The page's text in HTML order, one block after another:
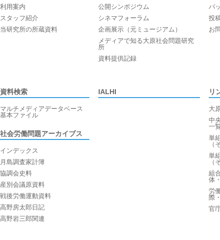
利用案内
スタッフ紹介
当研究所の所蔵資料
公開シンポジウム
シネマフォーラム
企画展示（元ミュージアム）
メディアで知る大原社会問題研究
所
資料提供記録
バ
投
お
資料検索
マルチメディアデータベース
基本ファイル
社会労働問題アーカイブス
インデックス
月島調査家計簿
協調会史料
産別会議原資料
戦後労働運動資料
高野房太郎日記
高野岩三郎関連
IALHI リ
大
中
一
単
（
単
（
組
体
労
際
官